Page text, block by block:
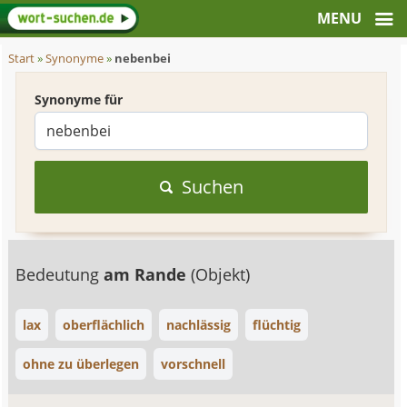
Start»Synonyme» nebenbei
Synonyme für
Suchen
Bedeutungam Rande(Objekt)
lax oberflächlich nachlässig flüchtig
ohne zu überlegen vorschnell